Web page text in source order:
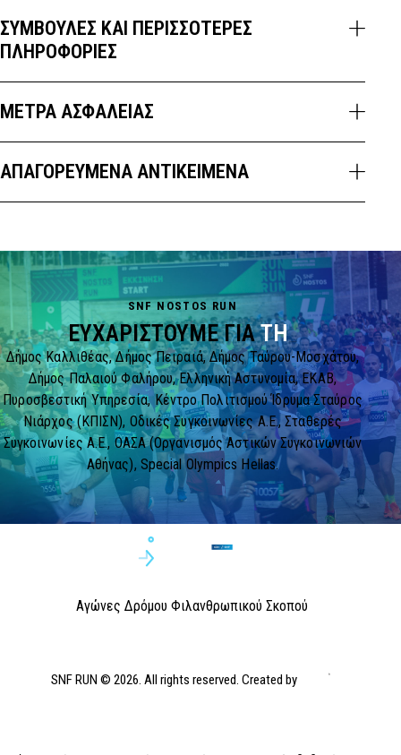
ΣΥΜΒΟΥΛΈΣ ΚΑΙ ΠΕΡΙΣΣΌΤΕΡΕΣ
ΠΛΗΡΟΦΟΡΊΕΣ
ΜΈΤΡΑ ΑΣΦΑΛΕΊΑΣ
ΑΠΑΓΟΡΕΥΜΈΝΑ ΑΝΤΙΚΕΊΜΕΝΑ
SNF NOSTOS RUN
ΕΥΧΑΡΙΣΤΟΎΜΕ ΓΙΑΤΗ_
Δήμος Καλλιθέας, Δήμος Πειραιά, Δήμος Ταύρου-Μοσχάτου,
Δήμος Παλαιού Φαλήρου, Ελληνική Αστυνομία, ΕΚΑΒ,
Πυροσβεστική Υπηρεσία, Κέντρο Πολιτισμού Ίδρυμα Σταύρος
Νιάρχος (ΚΠΙΣΝ), Οδικές Συγκοινωνίες Α.Ε., Σταθερές
Συγκοινωνίες Α.Ε., ΟΑΣΑ (Οργανισμός Αστικών Συγκοινωνιών
Αθήνας), Special Olympics Hellas.
Αγώνες Δρόμου Φιλανθρωπικού Σκοπού
SNF RUN © 2026. All rights reserved. Created by